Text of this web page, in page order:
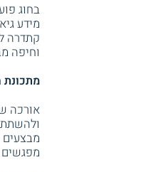
בחוג
מידע
קתדרה
וחיפה
מתכונת
אורכה
מבצעים